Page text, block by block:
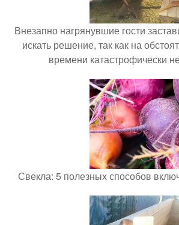
Внезапно нагрянувшие гости
искать решение, так как на
времени катастрофически
Свекла: 5 полезных способов